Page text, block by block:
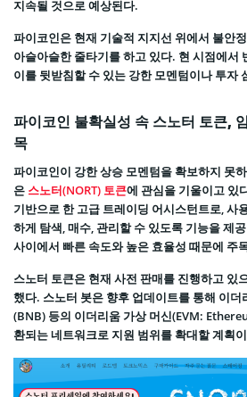
지속될 것으로 예상된다.
파이코인은 현재 기술적 지지선 위에서 불안
아슬아슬한 줄타기를 하고 있다. 현 시점에서
이를 뒷받침할 수 있는 강한 모멘텀이나 투자
파이코인 불확실성 속 스노터 토큰,
목
파이코인이 강한 상승 모멘텀을 확보하지 못
은 스노터(NORT) 토큰에 관심을 기울이고 있
기반으로 한 고급 트레이딩 어시스턴트로, 사
하게 탐색, 매수, 관리할 수 있도록 기능을 제
사이에서 빠른 속도와 높은 효율성 때문에 주
스노터 토큰은 현재 사전 판매를 진행하고 있
했다. 스노터 봇은 향후 업데이트를 통해 이더
(BNB) 등의 이더리움 가상 머신(EVM:
환되는 네트워크로 지원 범위를 확대할 계획